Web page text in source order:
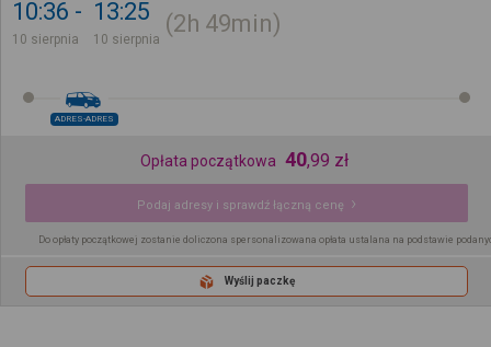
10:36
10 sierpnia
13:25
10 sierpnia
2h 49min
ADRES-ADRES
Opłata początkowa 40,99 zł
Podaj adresy i sprawdź łączną cenę
Do opłaty początkowej zostanie doliczona spersonalizowana opłata ustalana na podstawie
Wyślij paczkę